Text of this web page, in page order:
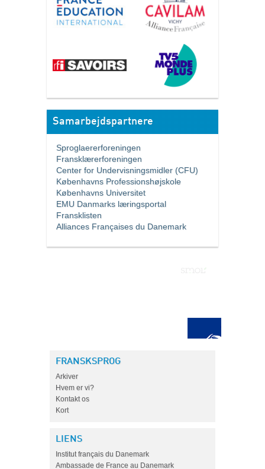
Samarbejdspartnere
Sproglaererforeningen
Fransklærerforeningen
Center for Undervisningsmidler (CFU)
Københavns Professionshøjskole
Københavns Universitet
EMU Danmarks læringsportal
Fransklisten
Alliances Françaises du Danemark
FRANSKSPROG
Arkiver
Hvem er vi?
Kontakt os
Kort
LIENS
Institut français du Danemark
Ambassade de France au Danemark